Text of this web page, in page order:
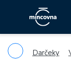
Darčeky